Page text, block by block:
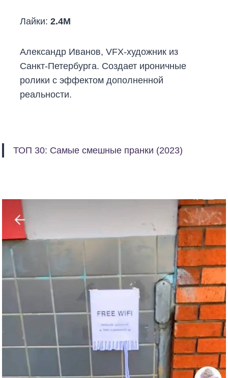
Лайки:2.4M
Александр Иванов, VFX-художник из
Санкт-Петербурга. Создает ироничные
ролики с эффектом дополненной
реальности.
ТОП 30: Самые смешные пранки (2023)